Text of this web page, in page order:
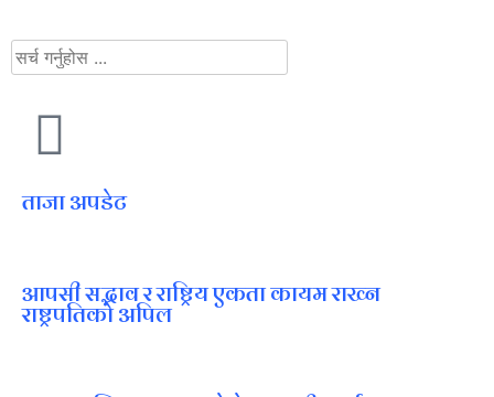
ताजा अपडेट
आपसी सद्भाव र राष्ट्रिय एकता कायम राख्न
राष्ट्रपतिको अपिल